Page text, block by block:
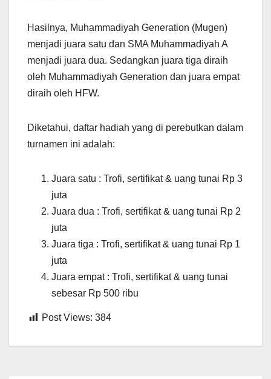
Hasilnya, Muhammadiyah Generation (Mugen)
menjadi juara satu dan SMA Muhammadiyah A
menjadi juara dua. Sedangkan juara tiga diraih
oleh Muhammadiyah Generation dan juara empat
diraih oleh HFW.
Diketahui, daftar hadiah yang di perebutkan dalam
turnamen ini adalah:
Juara satu : Trofi, sertifikat & uang tunai Rp 3
juta
Juara dua : Trofi, sertifikat & uang tunai Rp 2
juta
Juara tiga : Trofi, sertifikat & uang tunai Rp 1
juta
Juara empat : Trofi, sertifikat & uang tunai
sebesar Rp 500 ribu
Post Views: 384